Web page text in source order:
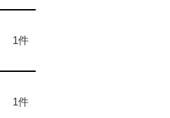
1件
1件